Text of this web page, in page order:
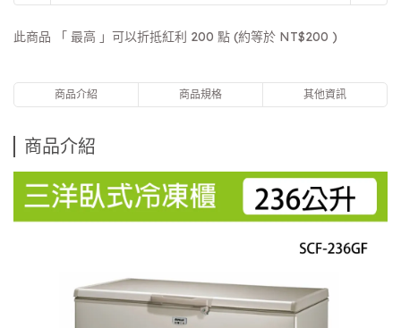
此商品 「 最高 」可以折抵紅利 200 點 (約等於 NT$200 )
商品介紹 商品規格 其他資訊
商品介紹